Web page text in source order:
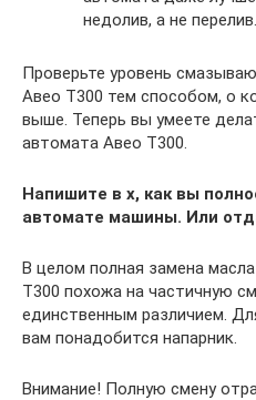
недолив, а не перелив.
Проверьте уровень
Авео Т300 тем способом, о
выше. Теперь вы умеете
автомата Авео Т300.
Напишите в х, как вы
автомате машины. Или
В целом полная замена
Т300 похожа на частичную
единственным различием.
вам понадобится напарник.
Внимание! Полную смену